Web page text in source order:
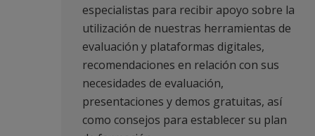
especialistas para recibir apoyo sobre la
utilización de nuestras herramientas de
evaluación y plataformas digitales,
recomendaciones en relación con sus
necesidades de evaluación,
presentaciones y demos gratuitas, así
como consejos para establecer su plan